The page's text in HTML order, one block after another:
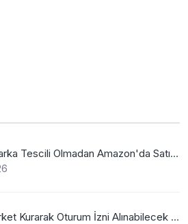
Amerika Marka Tescili Olmadan Amazon'da Satış Mümkün Mü
Avrupa'da Şirket Kurarak Oturum İzni Alınabilecek En Mantıklı Ülkeler Nelerdir?